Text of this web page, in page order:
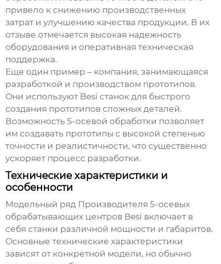
привело к снижению производственных
затрат и улучшению качества продукции. В их
отзыве отмечается высокая надежность
оборудования и оперативная техническая
поддержка.
Еще один пример – компания, занимающаяся
разработкой и производством прототипов.
Они используют Besi станок для быстрого
создания прототипов сложных деталей.
Возможность 5-осевой обработки позволяет
им создавать прототипы с высокой степенью
точности и реалистичности, что существенно
ускоряет процесс разработки.
Технические характеристики и
особенности
Модельный ряд Производителя 5-осевых
обрабатывающих центров Besi включает в
себя станки различной мощности и габаритов.
Основные технические характеристики
зависят от конкретной модели, но обычно